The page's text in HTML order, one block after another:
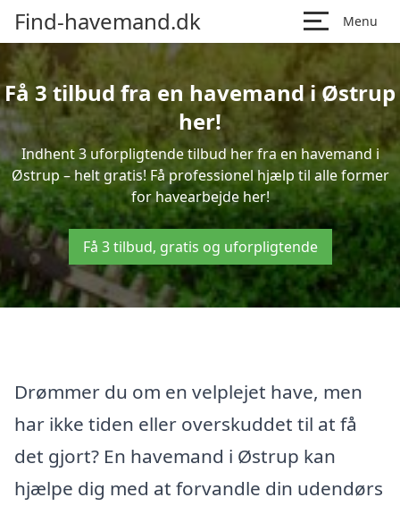
Find-havemand.dk Menu
Få 3 tilbud fra en havemand i Østrup
her!
Indhent 3 uforpligtende tilbud her fra en havemand i
Østrup – helt gratis! Få professionel hjælp til alle former
for havearbejde her!
Få 3 tilbud, gratis og uforpligtende
Drømmer du om en velplejet have, men
har ikke tiden eller overskuddet til at få
det gjort? En havemand i Østrup kan
hjælpe dig med at forvandle din udendørs